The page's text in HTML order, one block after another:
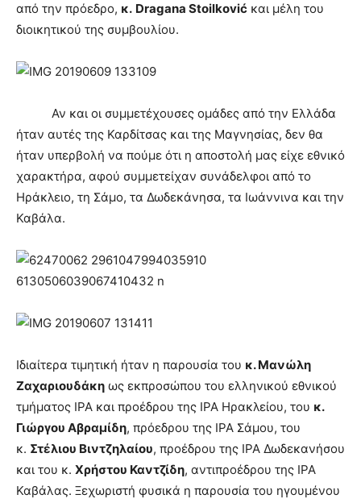
από την πρόεδρο, κ. Dragana Stoilković και μέλη του
διοικητικού της συμβουλίου.
Αν και οι συμμετέχουσες ομάδες από την Ελλάδα
ήταν αυτές της Καρδίτσας και της Μαγνησίας, δεν θα
ήταν υπερβολή να πούμε ότι η αποστολή μας είχε εθνικό
χαρακτήρα, αφού συμμετείχαν συνάδελφοι από το
Ηράκλειο, τη Σάμο, τα Δωδεκάνησα, τα Ιωάννινα και την
Καβάλα.
Ιδιαίτερα τιμητική ήταν η παρουσία του κ. Μανώλη
Ζαχαριουδάκη ως εκπροσώπου του ελληνικού εθνικού
τμήματος ΙΡΑ και προέδρου της ΙΡΑ Ηρακλείου, του κ.
Γιώργου Αβραμίδη, πρόεδρου της ΙΡΑ Σάμου, του
κ. Στέλιου Βιντζηλαίου, προέδρου της ΙΡΑ Δωδεκανήσου
και του κ. Χρήστου Καντζίδη, αντιπροέδρου της ΙΡΑ
Καβάλας. Ξεχωριστή φυσικά η παρουσία του ηγουμένου